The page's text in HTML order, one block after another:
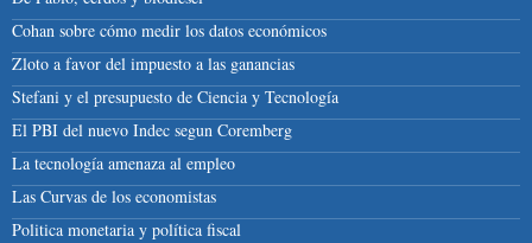
Cohan sobre cómo medir los datos económicos
Zloto a favor del impuesto a las ganancias
Stefani y el presupuesto de Ciencia y Tecnología
El PBI del nuevo Indec segun Coremberg
La tecnología amenaza al empleo
Las Curvas de los economistas
Politica monetaria y política fiscal